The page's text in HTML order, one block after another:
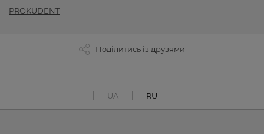
PROKUDENT
Поділитись із друзями
UA RU